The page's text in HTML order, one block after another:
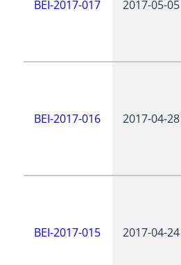
BEI-2017-017 2017-05-05
BEI-2017-016 2017-04-28
BEI-2017-015 2017-04-24